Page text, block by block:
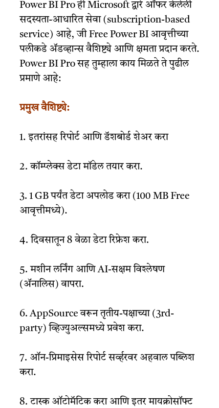
Power BI Pro ही Microsoft द्वारे ऑफर केलेली
सदस्यता-आधारित सेवा (subscription-based
service) आहे, जी Free Power BI आवृत्तीच्या
पलीकडे ॲडव्हान्स वैशिष्ट्ये आणि क्षमता प्रदान करते.
Power BI Pro सह तुम्हाला काय मिळते ते पुढील
प्रमाणे आहे:
प्रमुख वैशिष्ट्ये:
1. इतरांसह रिपोर्ट आणि डॅशबोर्ड शेअर करा
2. कॉम्प्लेक्स डेटा मॉडेल तयार करा.
3. 1 GB पर्यंत डेटा अपलोड करा (100 MB Free
आवृत्तीमध्ये).
4. दिवसातून 8 वेळा डेटा रिफ्रेश करा.
5. मशीन लर्निंग आणि AI-सक्षम विश्लेषण
(ॲनालिस) वापरा.
6. AppSource वरून तृतीय-पक्षाच्या (3rd-
party) व्हिज्युअल्समध्ये प्रवेश करा.
7. ऑन-प्रिमाइसेस रिपोर्ट सर्व्हरवर अहवाल पब्लिश
करा.
8. टास्क ऑटोमॅटिक करा आणि इतर मायक्रोसॉफ्ट